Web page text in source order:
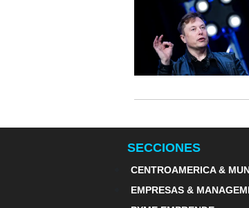
SECCIONES
CENTROAMERICA &
EMPRESAS &